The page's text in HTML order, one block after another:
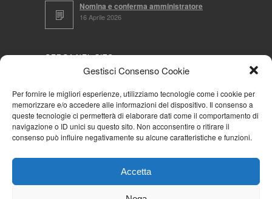
Gestisci Consenso Cookie
Per fornire le migliori esperienze, utilizziamo tecnologie come i cookie per
memorizzare e/o accedere alle informazioni del dispositivo. Il consenso a
queste tecnologie ci permetterà di elaborare dati come il comportamento di
navigazione o ID unici su questo sito. Non acconsentire o ritirare il
consenso può influire negativamente su alcune caratteristiche e funzioni.
Accetta
Nomina e conferma amministratore
16 Aprile 2026
CERCA NEL SITO
NAVIGA PER
Mappa completa
Cookie Policy (UE)